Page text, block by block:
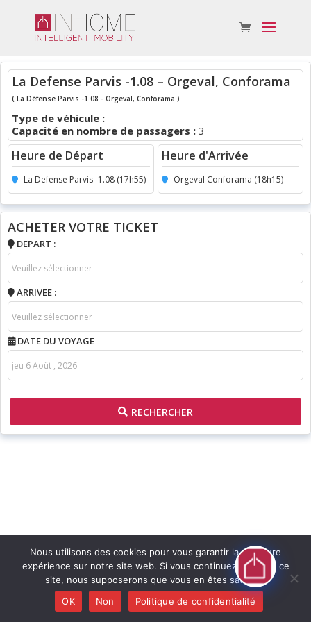
La Defense Parvis -1.08 – Orgeval, Conforama
( La Défense Parvis -1.08 - Orgeval, Conforama )
Type de véhicule :
Capacité en nombre de passagers : 3
Heure de Départ
La Defense Parvis -1.08 (17h55)
Heure d'Arrivée
Orgeval Conforama (18h15)
ACHETER VOTRE TICKET
DEPART :
ARRIVEE :
DATE DU VOYAGE
RECHERCHER
Nous utilisons des cookies pour vous garantir la meilleure
expérience sur notre site web. Si vous continuez à utiliser ce
site, nous supposerons que vous en êtes satisfait.
OK
Non Politique de confidentialité